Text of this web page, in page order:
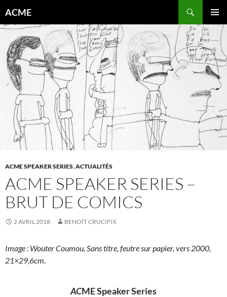
au
contenu
ACME
MENU
ACME SPEAKER SERIES,ACTUALITÉS
ACME SPEAKER SERIES –
BRUT DE COMICS
2 AVRIL 2018 BENOÎT CRUCIFIX
Image : Wouter Coumou, Sans titre, feutre sur papier, vers 2000,
21×29,6cm.
ACME Speaker Series